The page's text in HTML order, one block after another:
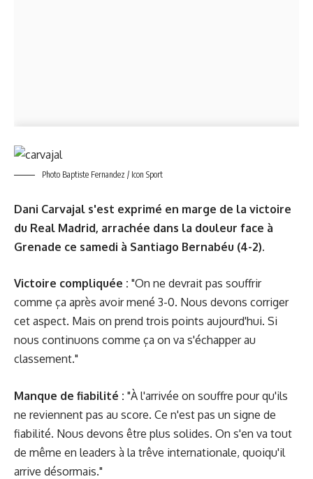
Photo Baptiste Fernandez / Icon Sport
Dani Carvajal s'est exprimé en marge de la victoire
du Real Madrid, arrachée dans la douleur face à
Grenade ce samedi à Santiago Bernabéu (4-2).
Victoire compliquée : "On ne devrait pas souffrir
comme ça après avoir mené 3-0. Nous devons corriger
cet aspect. Mais on prend trois points aujourd'hui. Si
nous continuons comme ça on va s'échapper au
classement."
Manque de fiabilité : "À l'arrivée on souffre pour qu'ils
ne reviennent pas au score. Ce n'est pas un signe de
fiabilité. Nous devons être plus solides. On s'en va tout
de même en leaders à la trêve internationale, quoiqu'il
arrive désormais."